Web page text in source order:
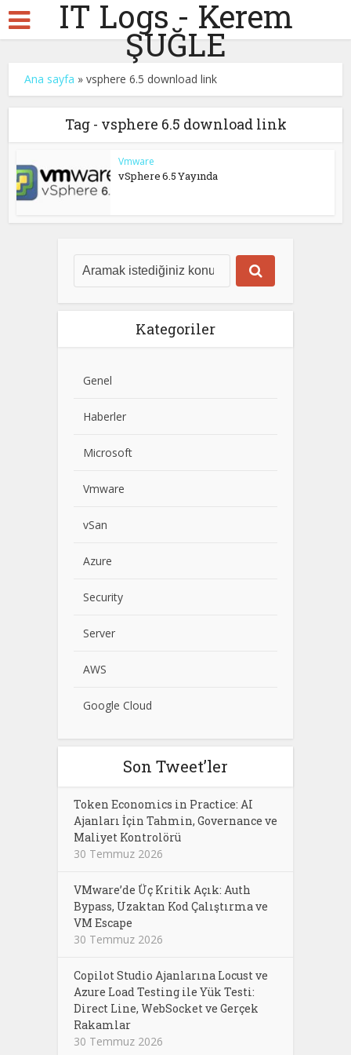
IT Logs - Kerem
ŞUĞLE
Ana sayfa »vsphere 6.5 download link
Tag - vsphere 6.5 download link
Vmware
vSphere 6.5 Yayında
Kategoriler
Genel
Haberler
Microsoft
Vmware
vSan
Azure
Security
Server
AWS
Google Cloud
Son Tweet’ler
Token Economics in Practice: AI
Ajanları İçin Tahmin, Governance ve
Maliyet Kontrolörü
30 Temmuz 2026
VMware’de Üç Kritik Açık: Auth
Bypass, Uzaktan Kod Çalıştırma ve
VM Escape
30 Temmuz 2026
Copilot Studio Ajanlarına Locust ve
Azure Load Testing ile Yük Testi:
Direct Line, WebSocket ve Gerçek
Rakamlar
30 Temmuz 2026